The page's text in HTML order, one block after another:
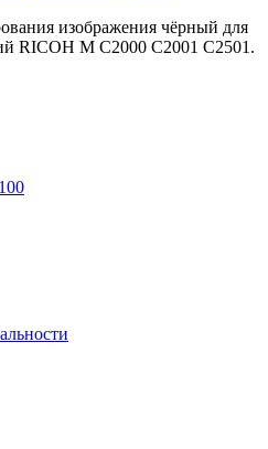
изображения чёрный для
RICOH M C2000 C2001 C2501.